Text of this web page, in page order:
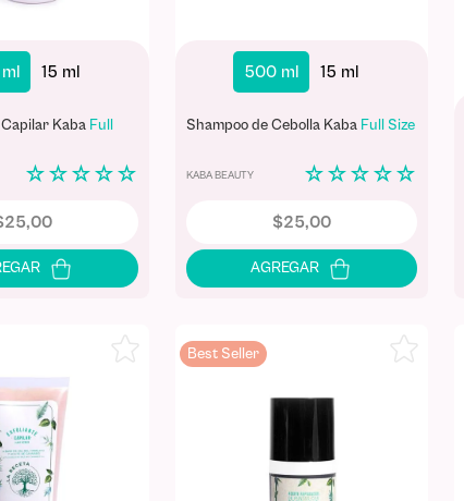
15 ml
Kaba Full
☆ ☆ ☆ ☆ ☆
25,00
500 ml 15 ml
Shampoo de Cebolla Kaba Full Size
KABA BEAUTY ☆ ☆ ☆ ☆ ☆
$25,00
Best Seller